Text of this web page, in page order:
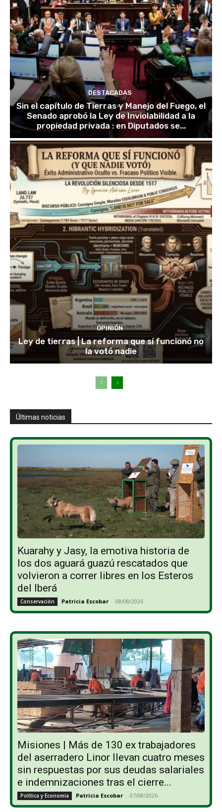
DESTACADAS
Sin el capítulo de Tierras y Manejo del Fuego, el
Senado aprobó la Ley de Inviolabilidad a la
propiedad privada : en Diputados se...
OPINIÓN
Ley de tierras | La reforma que sí funcionó no
la votó nadie
Últimas noticias
Kuarahy y Jasy, la emotiva historia de
los dos aguará guazú rescatados que
volvieron a correr libres en los Esteros
del Iberá
Conservación Patricia Escobar - 08/08/2026
Misiones | Más de 130 ex trabajadores
del aserradero Linor llevan cuatro meses
sin respuestas por sus deudas salariales
e indemnizaciones tras el cierre...
Política y Economía Patricia Escobar - 07/08/2026